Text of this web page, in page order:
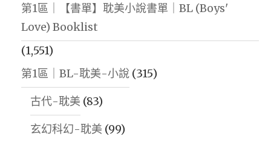
第1區｜【書單】耽美小說書單｜BL (Boys'
Love) Booklist
(1,551)
第1區｜BL-耽美-小說 (315)
古代-耽美 (83)
玄幻科幻-耽美 (99)